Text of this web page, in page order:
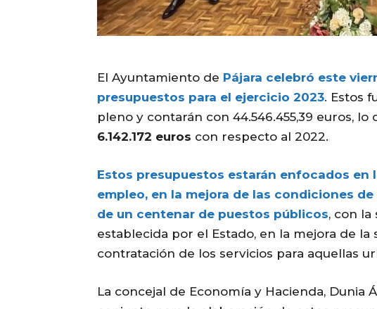
El Ayuntamiento de Pájara celebró este
presupuestos para el ejercicio 2023. Estos
pleno y contarán con 44.546.455,39 euros, lo
6.142.172 euros con respecto al 2022.
Estos presupuestos estarán enfocados en
empleo, en la mejora de las condiciones
de un centenar de puestos públicos, con la
establecida por el Estado, en la mejora de la
contratación de los servicios para aquellas
La concejal de Economía y Hacienda, Dunia